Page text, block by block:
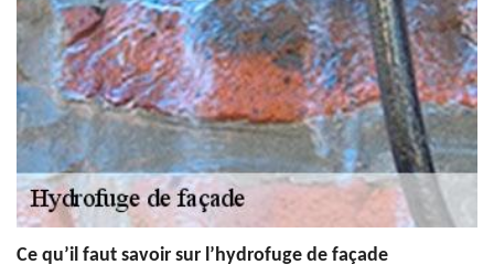
Ce qu’il faut savoir sur l’hydrofuge de façade